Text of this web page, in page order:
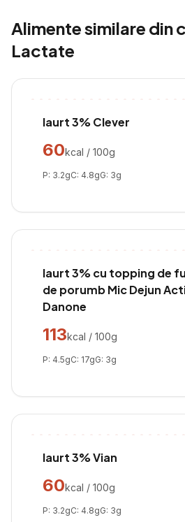
Alimente similare din
Lactate
Iaurt 3% Clever
60kcal / 100g
P: 3.2gC: 4.8gG: 3g
Iaurt 3% cu topping de
de porumb Mic Dejun
Danone
113kcal / 100g
P: 4.5gC: 17gG: 3g
Iaurt 3% Vian
60kcal / 100g
P: 3.2gC: 4.8gG: 3g